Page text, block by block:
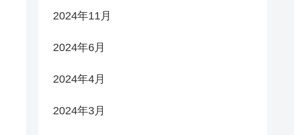
2024年11月
2024年6月
2024年4月
2024年3月